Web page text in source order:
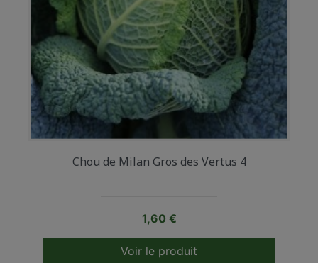
Chou de Milan Gros des Vertus 4
Prix
1,60 €
Voir le produit